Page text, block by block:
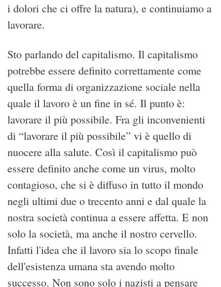
i dolori che ci offre la natura), e continuiamo a
lavorare.
Sto parlando del capitalismo. Il capitalismo
potrebbe essere definito correttamente come
quella forma di organizzazione sociale nella
quale il lavoro è un fine in sé. Il punto è:
lavorare il più possibile. Fra gli inconvenienti
di “lavorare il più possibile” vi è quello di
nuocere alla salute. Così il capitalismo può
essere definito anche come un virus, molto
contagioso, che si è diffuso in tutto il mondo
negli ultimi due o trecento anni e dal quale la
nostra società continua a essere affetta. E non
solo la società, ma anche il nostro cervello.
Infatti l'idea che il lavoro sia lo scopo finale
dell'esistenza umana sta avendo molto
successo. Non sono solo i nazisti a pensare